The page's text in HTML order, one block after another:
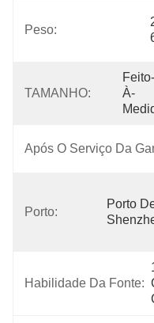
Peso:
TAMANHO:
Feito-
À-
Após O Serviço Da
Porto:
Porto
Habilidade Da Fonte: